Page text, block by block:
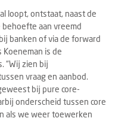
loopt, ontstaat, naast de
aan vreemd
banken of via de forward
is de
“Wij zien bij
vraag en aanbod.
bij pure core-
onderscheid tussen core
als we weer toewerken